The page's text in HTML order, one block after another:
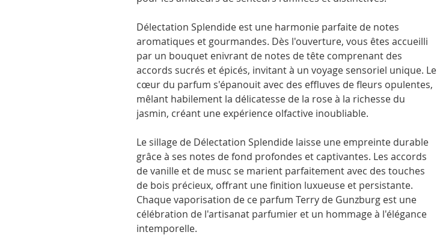
Délectation Splendide est une harmonie parfaite de notes
aromatiques et gourmandes. Dès l'ouverture, vous êtes accueilli
par un bouquet enivrant de notes de tête comprenant des
accords sucrés et épicés, invitant à un voyage sensoriel unique. Le
cœur du parfum s'épanouit avec des effluves de fleurs opulentes,
mêlant habilement la délicatesse de la rose à la richesse du
jasmin, créant une expérience olfactive inoubliable.
Le sillage de Délectation Splendide laisse une empreinte durable
grâce à ses notes de fond profondes et captivantes. Les accords
de vanille et de musc se marient parfaitement avec des touches
de bois précieux, offrant une finition luxueuse et persistante.
Chaque vaporisation de ce parfum Terry de Gunzburg est une
célébration de l'artisanat parfumier et un hommage à l'élégance
intemporelle.